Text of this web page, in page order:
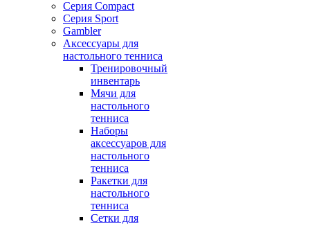
Серия Compact
Серия Sport
Gambler
Аксессуары для
настольного тенниса
Тренировочный
инвентарь
Мячи для
настольного
тенниса
Наборы
аксессуаров для
настольного
тенниса
Ракетки для
настольного
тенниса
Сетки для